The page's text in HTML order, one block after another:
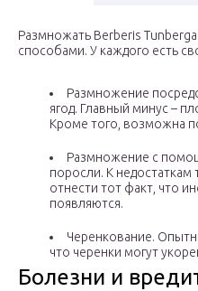
Размножать Berberis
способами. У каждого есть
Размножение
ягод. Главный минус –
Кроме того, возможна
Размножение с
поросли. К
отнести тот факт, что
появляются.
Черенкование.
что черенки могут
Болезни и